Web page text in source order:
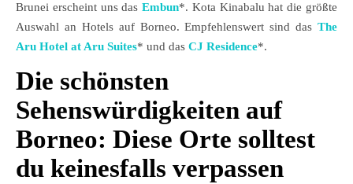
Brunei erscheint uns dasEmbun*. Kota Kinabalu hat die größte
Auswahl an Hotels auf Borneo. Empfehlenswert sind das The
Aru Hotel at Aru Suites* und das CJ Residence*.
Die schönsten
Sehenswürdigkeiten auf
Borneo: Diese Orte solltest
du keinesfalls verpassen